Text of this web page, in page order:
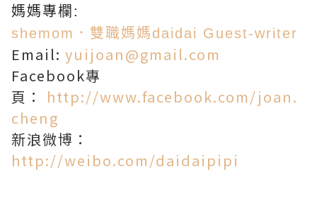
媽媽專欄:
shemom．雙職媽媽daidai Guest-writer
Email: yuijoan@gmail.com
Facebook專
頁： http://www.facebook.com/joan.
cheng
新浪微博：
http://weibo.com/daidaipipi